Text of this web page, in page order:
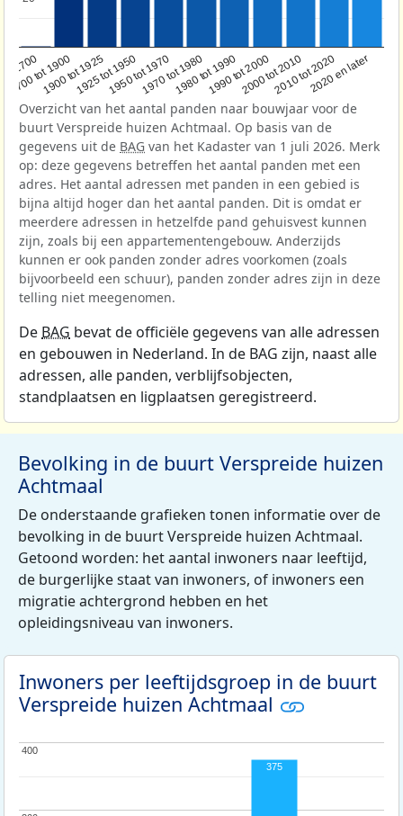
1700
1700 tot 1900
1900 tot 19251925 tot 19501950 tot 19701970 tot 19801980 tot 19901990 tot 20002000 tot 20102010 tot 20202020 en later
Overzicht van het aantal panden naar bouwjaar voor de
buurt Verspreide huizen Achtmaal. Op basis van de
gegevens uit de BAG van het Kadaster van 1 juli 2026. Merk
op: deze gegevens betreffen het aantal panden met een
adres. Het aantal adressen met panden in een gebied is
bijna altijd hoger dan het aantal panden. Dit is omdat er
meerdere adressen in hetzelfde pand gehuisvest kunnen
zijn, zoals bij een appartementengebouw. Anderzijds
kunnen er ook panden zonder adres voorkomen (zoals
bijvoorbeeld een schuur), panden zonder adres zijn in deze
telling niet meegenomen.
De BAG bevat de officiële gegevens van alle adressen
en gebouwen in Nederland. In de BAG zijn, naast alle
adressen, alle panden, verblijfsobjecten,
standplaatsen en ligplaatsen geregistreerd.
Bevolking in de buurt Verspreide huizen
Achtmaal
De onderstaande grafieken tonen informatie over de
bevolking in de buurt Verspreide huizen Achtmaal.
Getoond worden: het aantal inwoners naar leeftijd,
de burgerlijke staat van inwoners, of inwoners een
migratie achtergrond hebben en het
opleidingsniveau van inwoners.
Inwoners per leeftijdsgroep in de buurt
Verspreide huizen Achtmaal
400
400
375